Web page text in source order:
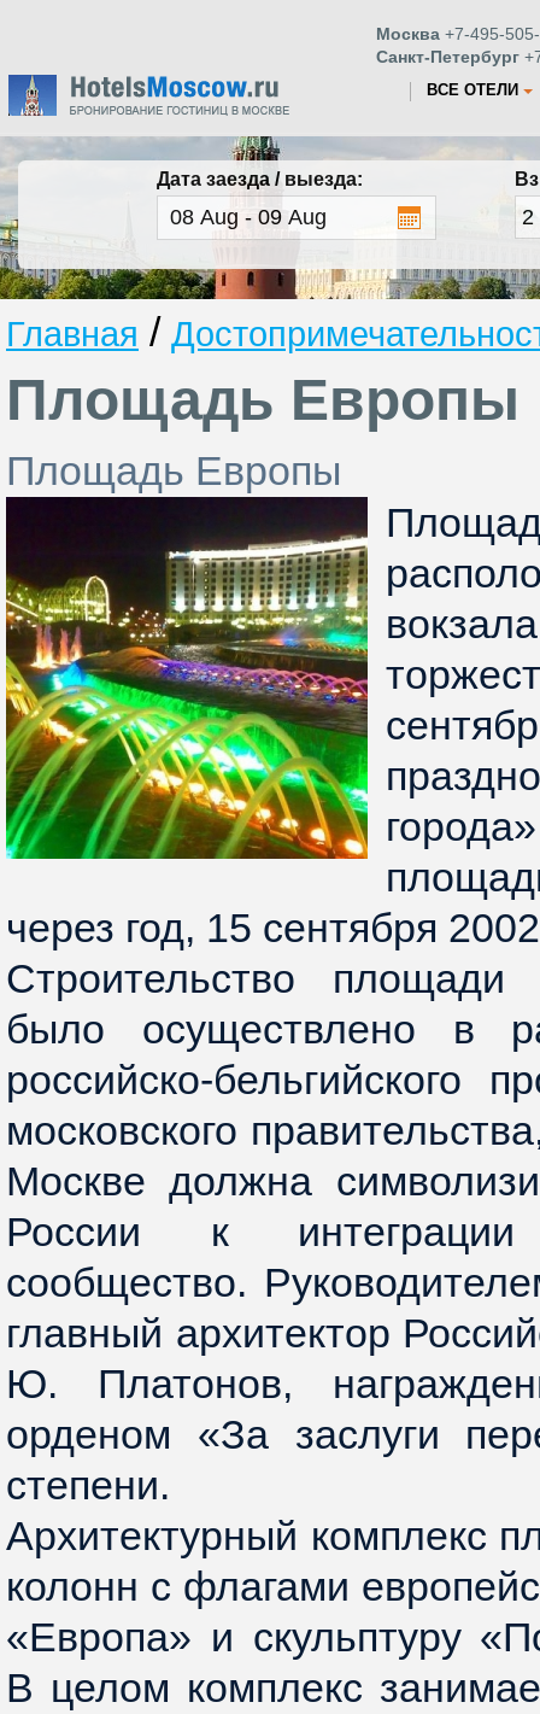
Москва +7-495-
Санкт-Петербург
ВСЕ ОТЕЛИ
Дата заезда / выезда:
Главная /
Площадь Европы
Площадь Европы
через год, 15 сентября
Строительство
было осуществлено в
российско-бельгийского
московского
Москве должна
России к
сообщество.
главный архитектор
Ю. Платонов,
орденом «За заслуги
степени.
Архитектурный комплекс
колонн с флагами
«Европа» и скульптуру
В целом комплекс